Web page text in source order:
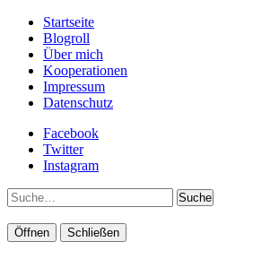
Startseite
Blogroll
Über mich
Kooperationen
Impressum
Datenschutz
Facebook
Twitter
Instagram
Suche
Öffnen Schließen